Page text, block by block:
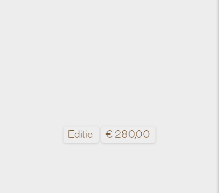
Editie €280,00